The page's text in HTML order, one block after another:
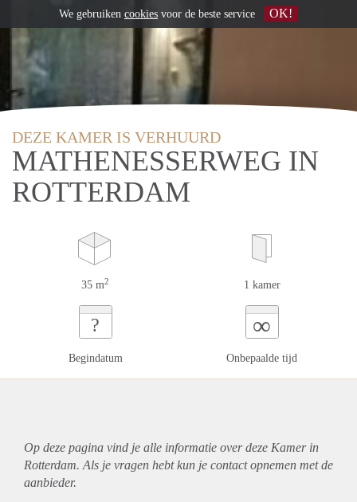
DEZE KAMER IS VERHUURD
MATHENESSERWEG IN
ROTTERDAM
35 m2 1 kamer
?
Begindatum
∞
Onbepaalde tijd
Op deze pagina vind je alle informatie over deze Kamer in
Rotterdam. Als je vragen hebt kun je contact opnemen met de
aanbieder.
We gebruiken cookies voor de beste service OK!